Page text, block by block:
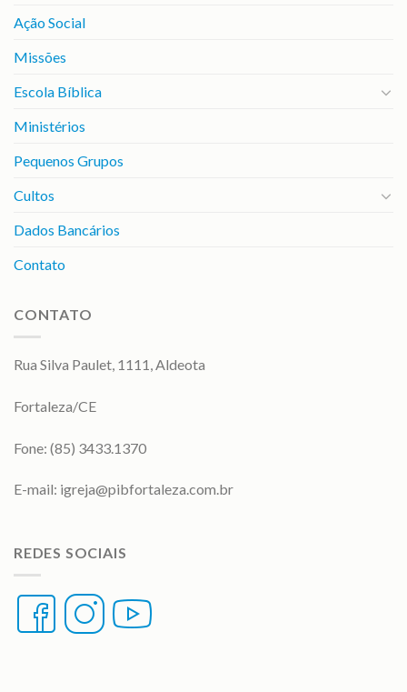
Ação Social
Missões
Escola Bíblica
Ministérios
Pequenos Grupos
Cultos
Dados Bancários
Contato
CONTATO
Rua Silva Paulet, 1111, Aldeota
Fortaleza/CE
Fone: (85) 3433.1370
E-mail: igreja@pibfortaleza.com.br
REDES SOCIAIS